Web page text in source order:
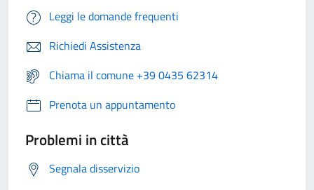
Leggi le domande frequenti
Richiedi Assistenza
Chiama il comune +39 0435 62314
Prenota un appuntamento
Problemi in città
Segnala disservizio